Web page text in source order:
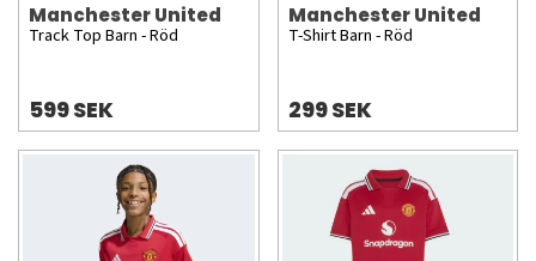
Manchester United
Track Top Barn - Röd
599 SEK
Manchester United
T-Shirt Barn - Röd
299 SEK